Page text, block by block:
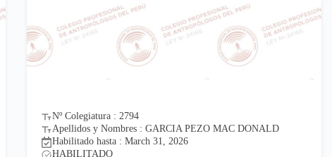
Nº Colegiatura : 2794
Apellidos y Nombres : GARCIA PEZO MAC DONALD
Habilitado hasta : March 31, 2026
HABILITADO